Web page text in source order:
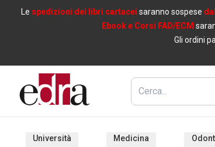
Le spedizioni dei libri cartacei saranno sospese
Ebook e Corsi FAD/ECM
Gli ordini